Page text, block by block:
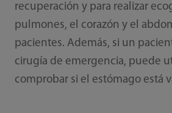
recuperación y para realizar
pulmones, el corazón y el
pacientes. Además, si un
cirugía de emergencia, puede
comprobar si el estómago está